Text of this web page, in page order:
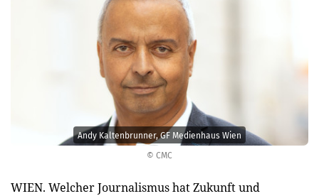
© CMC
Andy Kaltenbrunner, GF Medienhaus Wien
WIEN. Welcher Journalismus hat Zukunft und